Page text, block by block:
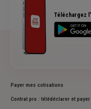
Téléchargez
FAQ retraite
Plan du site
Payer mes cotisations
Contrat pro : télédéclarer et payer